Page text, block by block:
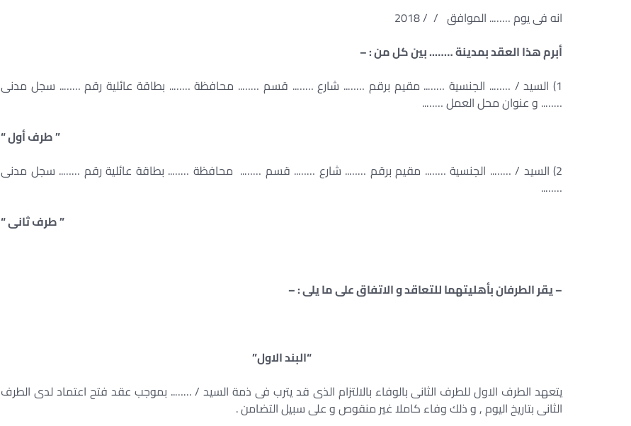
انه فى يوم …….. الموافق / / 2018
أبرم هذا العقد بمدينة …….. بين كل من : –
1) السيد / …….. الجنسية …….. مقيم برقم …….. شارع …….. قسم …….. محافظة …….. بطاقة عائلية رقم …….. سجل مدنى
…….. و عنوان محل العمل ……..
” طرف أول “
2) السيد / …….. الجنسية …….. مقيم برقم …….. شارع …….. قسم …….. محافظة …….. بطاقة عائلية رقم …….. سجل مدنى
……..
” طرف ثانى “
– يقر الطرفان بأهليتهما للتعاقد و الاتفاق على ما يلى : –
“البند الاول”
يتعهد الطرف الاول للطرف الثانى بالوفاء بالالتزام الذى قد يترب فى ذمة السيد / …….. بموجب عقد فتح اعتماد لدى الطرف
الثانى بتاريخ اليوم , و ذلك وفاء كاملا غير منقوص و على سبيل التضامن .